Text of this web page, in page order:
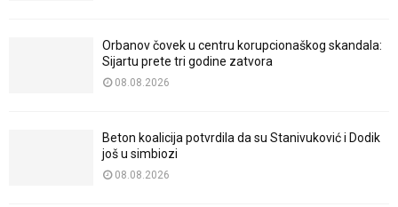
Orbanov čovek u centru korupcionaškog skandala:
Sijartu prete tri godine zatvora
08.08.2026
Beton koalicija potvrdila da su Stanivuković i Dodik
još u simbiozi
08.08.2026